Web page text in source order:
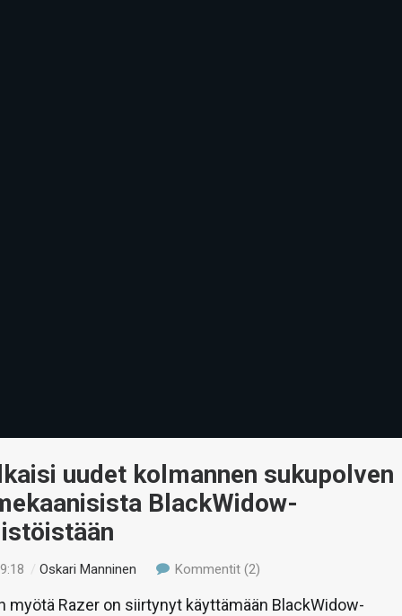
uudet kolmannen sukupolven
BlackWidow-
/Oskari Manninen Kommentit (2)
myötä Razer on siirtynyt käyttämään BlackWidow-